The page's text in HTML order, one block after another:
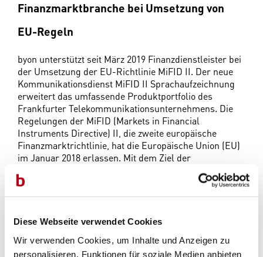
Diese Webseite verwendet Cookies
Wir verwenden Cookies, um Inhalte und Anzeigen zu
personalisieren, Funktionen für soziale Medien anbieten
Finanzmarktbranche bei Umsetzung von
EU-Regeln
byon unterstützt seit März 2019 Finanzdienstleister bei
der Umsetzung der EU-Richtlinie MiFID II. Der neue
Kommunikationsdienst MiFID II Sprachaufzeichnung
erweitert das umfassende Produktportfolio des
Frankfurter Telekommunikations­unternehmens. Die
Regelungen der MiFID (Markets in Financial
Instruments Directive) II, die zweite europäische
Finanzmarktrichtlinie, hat die Europäische Union (EU)
im Januar 2018 erlassen. Mit dem Ziel der
Verbesserung des Anlegerschutzes sind Unternehmen,
die Dienstleistungen im Banken- und Finanzbereich
anbieten, verpflichtet, sämtliche Kommunikation mit
aufzuzeichnen. Die Kund*innen können verlangen,
Verfügung gestellt werden.